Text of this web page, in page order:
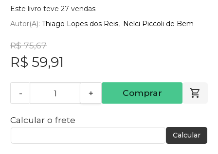
Este livro teve 27 vendas
Autor(a): Thiago Lopes dos Reis Nelci Piccoli de Bem
R$ 75,67
R$ 59,91
- + Comprar
Calcular o frete
Calcular